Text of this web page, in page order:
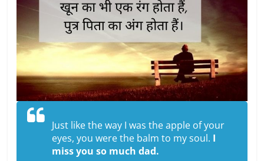
Just like the way I was the apple of your
eyes, you were the balm to my soul. I
miss you so much dad.